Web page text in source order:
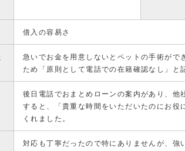
借入の容易さ
急いでお金を用意しないとペットの手術がで
ため「原則として電話での在籍確認なし」と
後日電話でおまとめローンの案内があり、他
すると、「貴重な時間をいただいたのにお役
くれました。
対応も丁寧だったので特にありませんが、強